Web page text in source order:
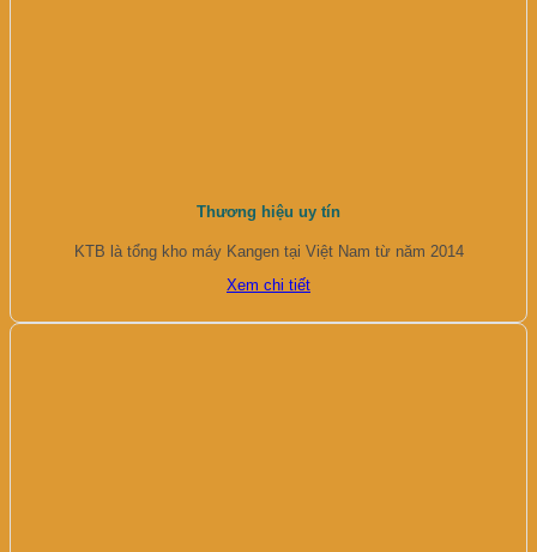
Thương hiệu uy tín
KTB là tổng kho máy Kangen tại Việt Nam từ năm 2014
Xem chi tiết